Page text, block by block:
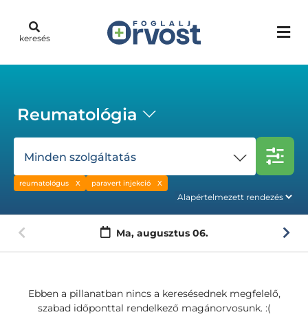
keresés
Reumatológia
Minden szolgáltatás
reumatológus paravert injekció
Ma, augusztus 06.
Ebben a pillanatban nincs a keresésednek megfelelő,
szabad időponttal rendelkező magánorvosunk. :(